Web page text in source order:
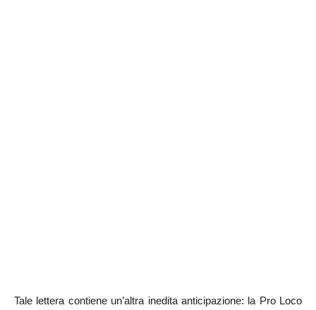
Tale lettera contiene un’altra inedita anticipazione: la Pro Loco